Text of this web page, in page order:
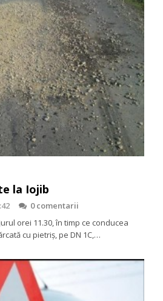
la Iojib
0 comentarii
orei 11.30, în timp ce conducea
cu pietriș, pe DN 1C,…